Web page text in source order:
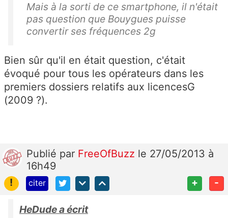
Mais à la sorti de ce smartphone, il n'était
pas question que Bouygues puisse
convertir ses fréquences 2g
Bien sûr qu'il en était question, c'était
évoqué pour tous les opérateurs dans les
premiers dossiers relatifs aux licencesG
(2009 ?).
Publié par FreeOfBuzz le 27/05/2013 à
16h49
!
citer + -
HeDude a écrit